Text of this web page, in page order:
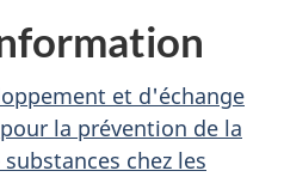
et d'échange
la prévention de la
chez les